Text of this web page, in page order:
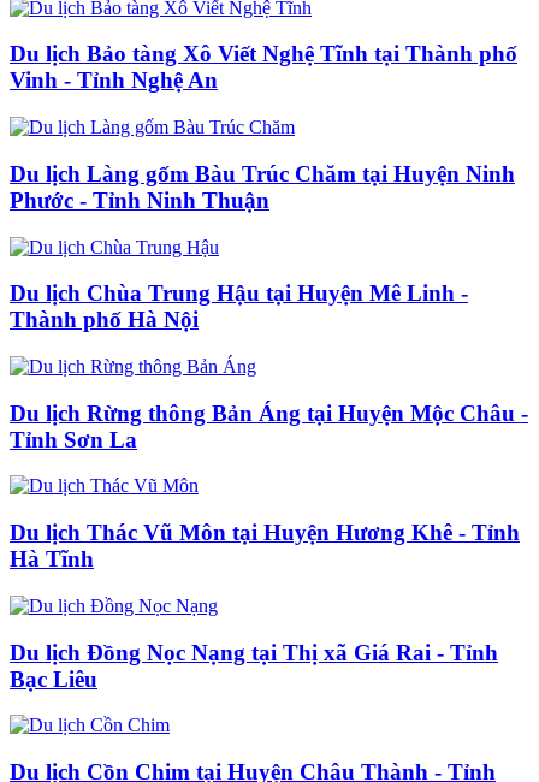
Du lịch Bảo tàng Xô Viết Nghệ Tĩnh tại Thành phố
Vinh - Tỉnh Nghệ An
Du lịch Làng gốm Bàu Trúc Chăm tại Huyện Ninh
Phước - Tỉnh Ninh Thuận
Du lịch Chùa Trung Hậu tại Huyện Mê Linh -
Thành phố Hà Nội
Du lịch Rừng thông Bản Áng tại Huyện Mộc Châu -
Tỉnh Sơn La
Du lịch Thác Vũ Môn tại Huyện Hương Khê - Tỉnh
Hà Tĩnh
Du lịch Đồng Nọc Nạng tại Thị xã Giá Rai - Tỉnh
Bạc Liêu
Du lịch Cồn Chim tại Huyện Châu Thành - Tỉnh